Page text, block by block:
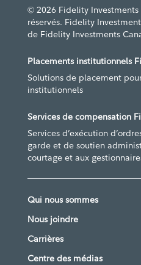
© 2026 Fidelity Investments
réservés. Fidelity
de Fidelity Investments
Placements institutionnels
Solutions de placement
institutionnels
Services de compensation
Services d’exécution
garde et de soutien
courtage et aux
Qui nous sommes
Nous joindre
Carrières
Centre des médias